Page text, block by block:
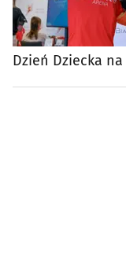
Dzień Dziecka